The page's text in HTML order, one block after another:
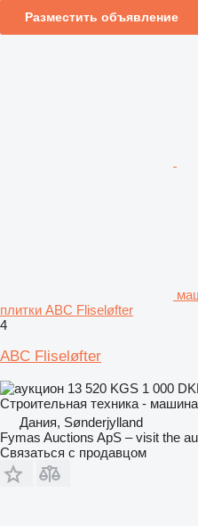
Разместить объявление
плитки ABC Fliseløfter
4
ABC Fliseløfter
13 520 KGS 1 000
Строительная техника -
Дания, Sønderjylland
Fymas Auctions ApS – visit the
Связаться с продавцом